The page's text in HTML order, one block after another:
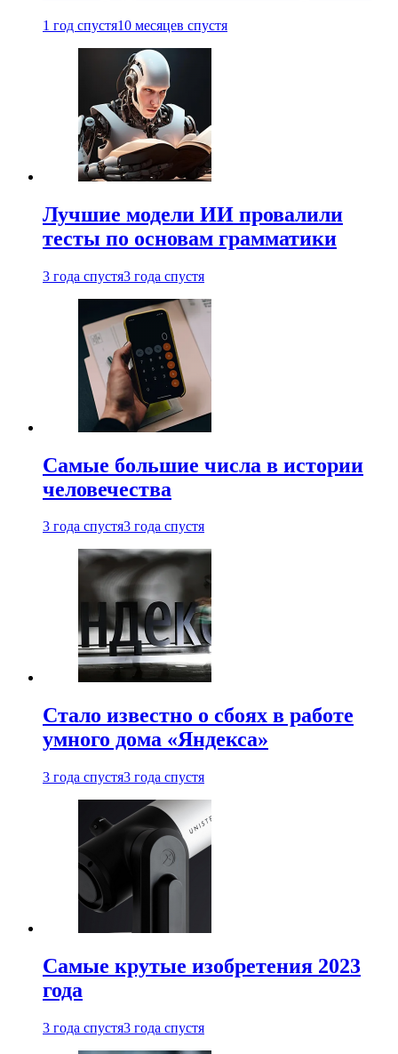
1 год спустя10 месяцев спустя
Лучшие модели ИИ провалили
тесты по основам грамматики
3 года спустя3 года спустя
Самые большие числа в истории
человечества
3 года спустя3 года спустя
Стало известно о сбоях в работе
умного дома «Яндекса»
3 года спустя3 года спустя
Самые крутые изобретения 2023
года
3 года спустя3 года спустя